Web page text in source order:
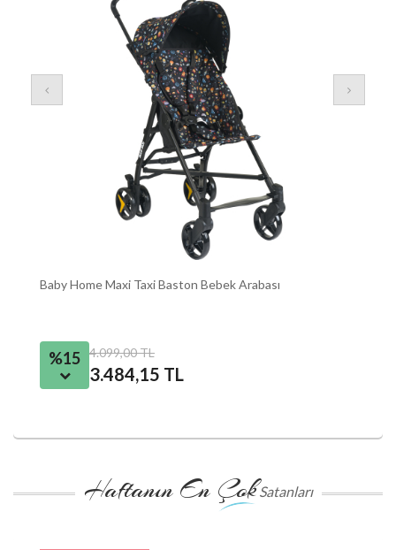
Baby Home Maxi Taxi Baston Bebek Arabası
%15 4.099,00 TL
3.484,15 TL
Haftanın En Çok Satanları